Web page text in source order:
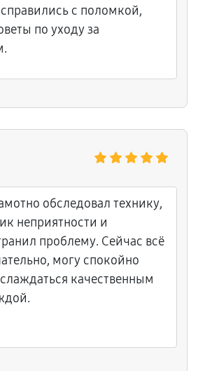
с поломкой,
по уходу за
обследовал технику,
неприятности и
проблему. Сейчас всё
могу спокойно
качественным